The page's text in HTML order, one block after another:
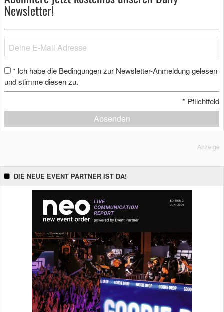
Newsletter!
* Ich habe die Bedingungen zur Newsletter-Anmeldung gelesen
und stimme diesen zu.
* Pflichtfeld
Absenden
Anzeige
DIE NEUE EVENT PARTNER IST DA!